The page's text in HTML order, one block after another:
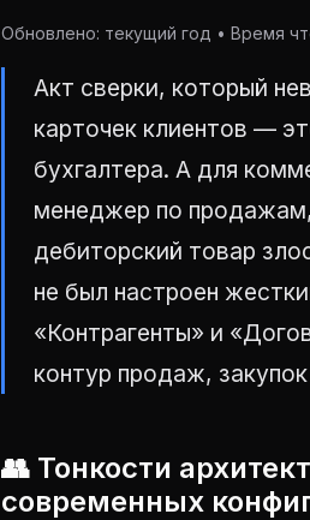
Обновлено: текущий год • Время
Акт сверки, который
карточек клиентов —
бухгалтера. А для
менеджер по
дебиторский товар
не был настроен
«Контрагенты» и
контур продаж,
👥 Тонкости
современных